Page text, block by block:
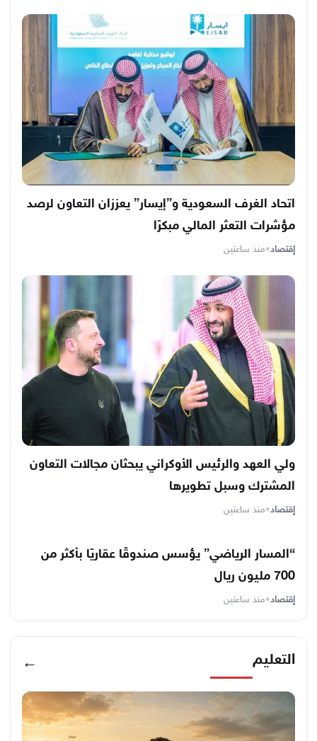
اتحاد الغرف السعودية و”إيسار” يعززان التعاون لرصد
مؤشرات التعثر المالي مبكرًا
إقتصاد•منذ ساعتين
ولي العهد والرئيس الأوكراني يبحثان مجالات التعاون
المشترك وسبل تطويرها
إقتصاد•منذ ساعتين
“المسار الرياضي” يؤسس صندوقًا عقاريًا بأكثر من
700 مليون ريال
إقتصاد•منذ ساعتين
التعليم ←